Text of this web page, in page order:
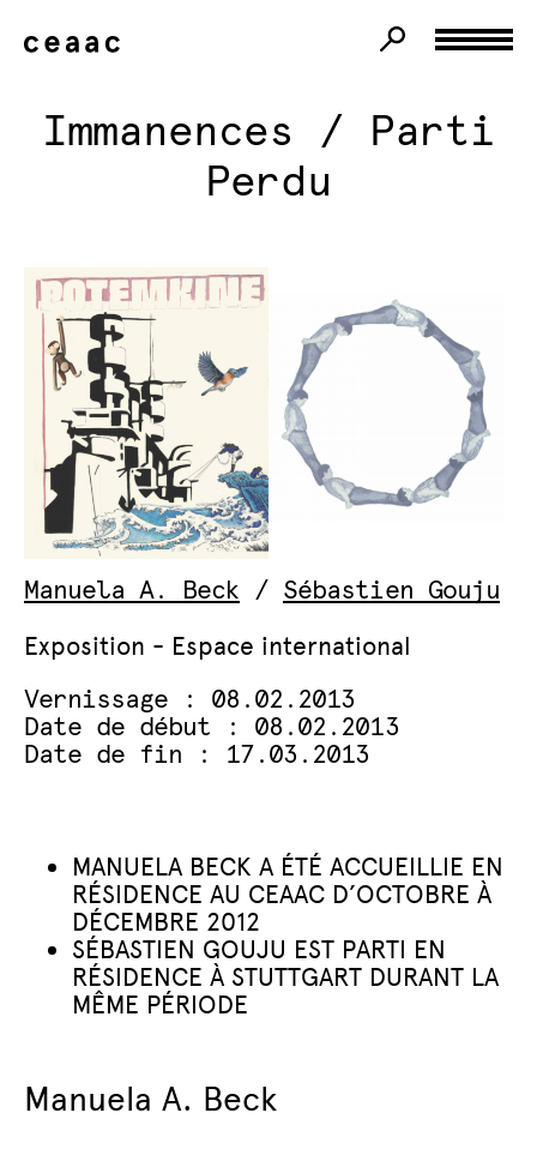
Immanences / Parti
Perdu
Manuela A. Beck / Sébastien Gouju
Exposition - Espace international
Vernissage : 08.02.2013
Date de début : 08.02.2013
Date de fin : 17.03.2013
MANUELA BECK A ÉTÉ ACCUEILLIE EN
RÉSIDENCE AU CEAAC D’OCTOBRE À
DÉCEMBRE 2012
SÉBASTIEN GOUJU EST PARTI EN
RÉSIDENCE À STUTTGART DURANT LA
MÊME PÉRIODE
Manuela A. Beck